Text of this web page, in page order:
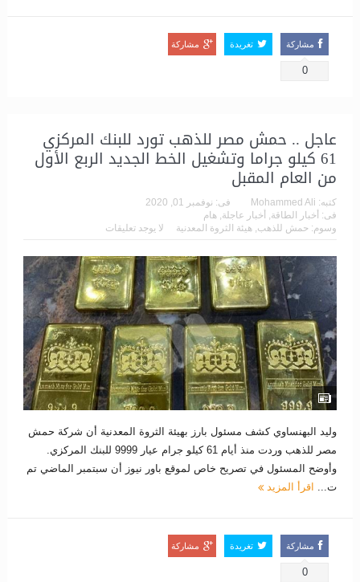
مشاركة
0
تغريدة مشاركة
عاجل .. حمش مصر للذهب تورد للبنك المركزي
61 كيلو جراما وتشغيل الخط الجديد الربع الأول
من العام المقبل
كتبه: Mohammed Ali فى: نوفمبر 01, 2020
فى: أخبار الطاقة, أخبار عاجلة, هام
وسوم: حمش للذهب, هيئة الثروة المعدنية لا يوجد تعليقات
وليد البهنساوي كشف مسئول بارز بهيئة الثروة المعدنية أن شركة حمش
مصر للذهب وردت منذ أيام 61 كيلو جرام عيار 9999 للبنك المركزي.
وأوضح المسئول في تصريح خاص لموقع باور نيوز أن سبتمبر الماضي تم
ت... اقرأ المزيد
مشاركة
0
تغريدة مشاركة